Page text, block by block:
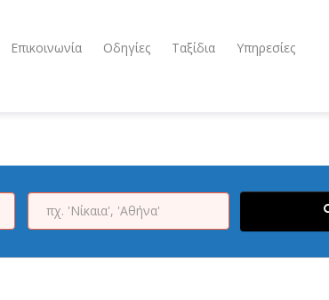
Επικοινωνία Οδηγίες Ταξίδια Υπηρεσίες